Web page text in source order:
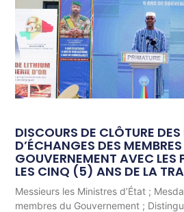
DISCOURS DE CLÔTURE
D’ÉCHANGES DES
GOUVERNEMENT AVEC LES
LES CINQ (5) ANS DE LA
Messieurs les Ministres d’État ;
membres du Gouvernement ;